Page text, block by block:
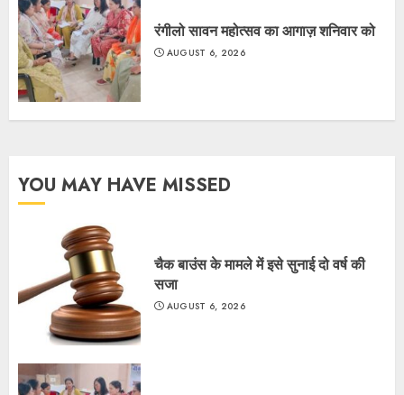
रंगीलो सावन महोत्सव का आगाज़ शनिवार को
AUGUST 6, 2026
YOU MAY HAVE MISSED
चैक बाउंस के मामले में इसे सुनाई दो वर्ष की
सजा
AUGUST 6, 2026